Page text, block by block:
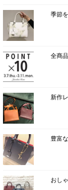
季節
全商
新作
豊富
おし